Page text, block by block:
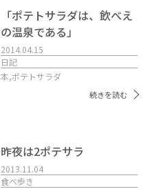
「ポテトサラダは、飲べえ
の温泉である」
2014.04.15
日記
本,ポテトサラダ
続きを読む
昨夜は2ポテサラ
2013.11.04
食べ歩き